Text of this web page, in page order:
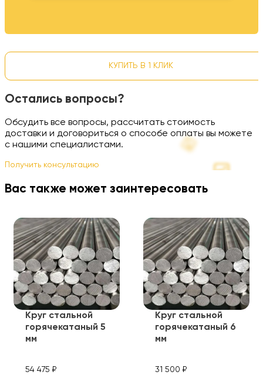
КУПИТЬ В 1 КЛИК
Остались вопросы?
Обсудить все вопросы, рассчитать стоимость
доставки и договориться о способе оплаты вы можете
с нашими специалистами.
Получить консультацию
Вас также может заинтересовать
Круг стальной
горячекатаный 5
мм
54 475 ₽
Круг стальной
горячекатаный 6
мм
31 500 ₽